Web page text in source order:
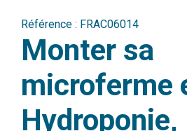
Référence : FRAC06014
Monter sa
microferme
Hydroponie,